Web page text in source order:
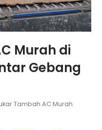
Murah di
Gebang
Tambah AC Murah